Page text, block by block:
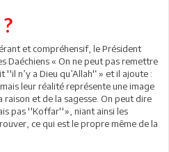
et compréhensif, le Président
Daéchiens « On ne peut pas remettre
n’y a Dieu qu’Allah'‘ » et il ajoute :
mais leur réalité représente une image
raison et de la sagesse. On peut dire
pas ''Koffar''», niant ainsi les
ce qui est le propre même de la